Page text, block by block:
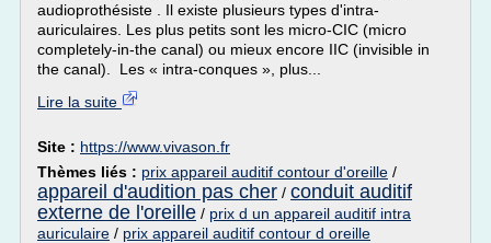
audioprothésiste . Il existe plusieurs types d'intra-
auriculaires. Les plus petits sont les micro-CIC (micro
completely-in-the canal) ou mieux encore IIC (invisible in
the canal). Les « intra-conques », plus...
Lire la suite
Site : https://www.vivason.fr
Thèmes liés : prix appareil auditif contour d'oreille /
appareil d'audition pas cher / conduit auditif
externe de l'oreille / prix d un appareil auditif intra
auriculaire / prix appareil auditif contour d oreille